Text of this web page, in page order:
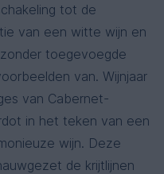
tot de
van een witte wijn en
toegevoegde
van. Wijnjaar
van Cabernet-
in het teken van een
wijn. Deze
de krijtlijnen